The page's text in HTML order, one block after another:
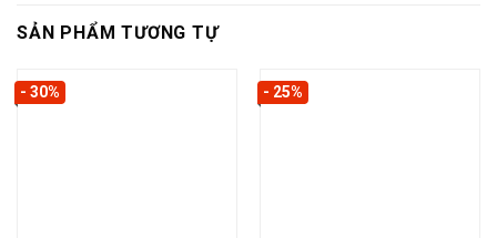
SẢN PHẨM TƯƠNG TỰ
- 30% - 25%